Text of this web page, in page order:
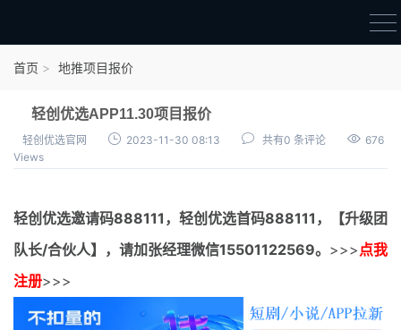
结算进度
团队长扶持
充场项目报价
无人直播
首页 地推项目报价
轻创优选APP11.30项目报价
轻创优选官网 2023-11-30 08:13 共有0 条评论
676
Views
轻创优选邀请码888111， 轻创优选首码888111，【升级团
队长/合伙人】，请加张经理微信15501122569。 >>>点我
注册>>>